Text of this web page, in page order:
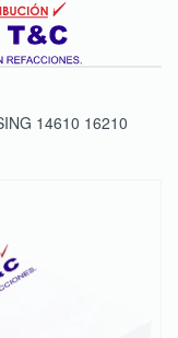
14610 16210